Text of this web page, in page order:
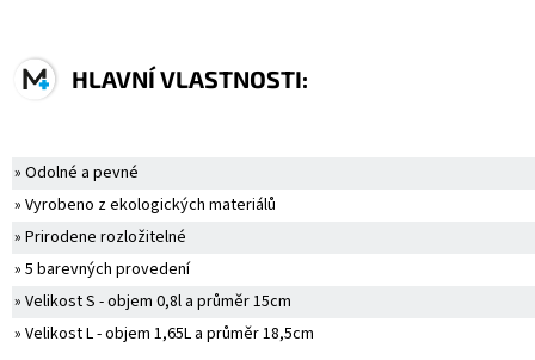
HLAVNÍ VLASTNOSTI:
» Odolné a pevné
» Vyrobeno z ekologických materiálů
» Prirodene rozložitelné
» 5 barevných provedení
» Velikost S - objem 0,8l a průměr 15cm
» Velikost L - objem 1,65L a průměr 18,5cm